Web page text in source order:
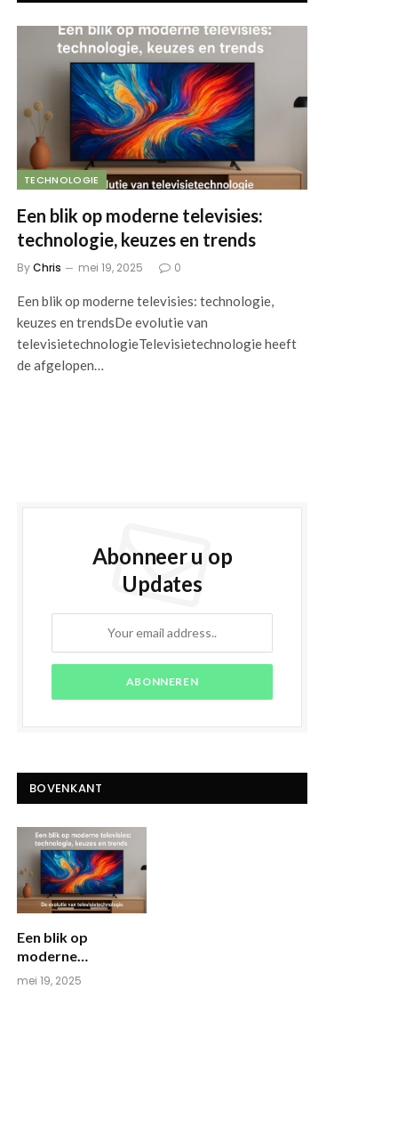
TECHNOLOGIE
Een blik op moderne televisies:
technologie, keuzes en trends
ByChris mei 19, 2025 0
Een blik op moderne televisies: technologie,
keuzes en trendsDe evolutie van
televisietechnologieTelevisietechnologie heeft
de afgelopen…
Abonneer u op
Updates
BOVENKANT
Een blik op
moderne
televisies:
mei 19, 2025